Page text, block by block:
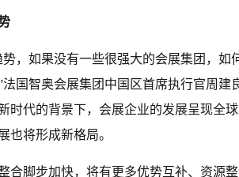
，如果没有一些很强大的会展集团，如
国智奥会展集团中国区首席执行官周建
时代的背景下，会展企业的发展呈现全
也将形成新格局。
合脚步加快，将有更多优势互补、资源整